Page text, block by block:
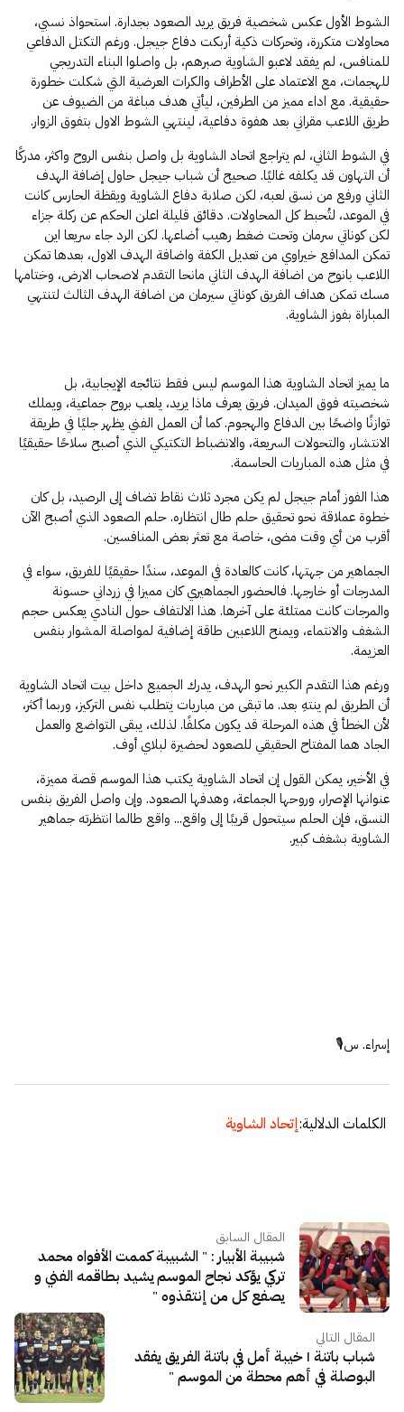
الشوط الأول عكس شخصية فريق يريد الصعود بجدارة. استحواذ نسبي،
محاولات متكررة، وتحركات ذكية أربكت دفاع جيجل. ورغم التكتل الدفاعي
للمنافس، لم يفقد لاعبو الشاوية صبرهم، بل واصلوا البناء التدريجي
للهجمات، مع الاعتماد على الأطراف والكرات العرضية التي شكلت خطورة
حقيقية. مع اداء مميز من الطرفين، ليأتي هدف مباغة من الضيوف عن
طريق اللاعب مقراني بعد هفوة دفاعية، لينتهي الشوط الاول بتفوق الزوار.
في الشوط الثاني، لم يتراجع اتحاد الشاوية بل واصل بنفس الروح واكثر، مدركًا
أن التهاون قد يكلفه غاليًا. صحيح أن شباب جيجل حاول إضافة الهدف
الثاني ورفع من نسق لعبه، لكن صلابة دفاع الشاوية ويقظة الحارس كانت
في الموعد، لتُحبط كل المحاولات. دقائق قليلة اعلن الحكم عن ركلة جزاء
لكن كوناتي سرمان وتحت ضغط رهيب أضاعها. لكن الرد جاء سريعا اين
تمكن المدافع خيراوي من تعديل الكفة واضافة الهدف الاول، بعدها تمكن
اللاعب بانوح من اضافة الهدف الثاني مانحا التقدم لاصحاب الارض، وختامها
مسك تمكن هداف الفريق كوناتي سيرمان من اضافة الهدف الثالث لتنتهي
المباراة بفوز الشاوية.
ما يميز اتحاد الشاوية هذا الموسم ليس فقط نتائجه الإيجابية، بل
شخصيته فوق الميدان. فريق يعرف ماذا يريد، يلعب بروح جماعية، ويملك
توازنًا واضحًا بين الدفاع والهجوم. كما أن العمل الفني يظهر جليًا في طريقة
الانتشار، والتحولات السريعة، والانضباط التكتيكي الذي أصبح سلاحًا حقيقيًا
في مثل هذه المباريات الحاسمة.
هذا الفوز أمام جيجل لم يكن مجرد ثلاث نقاط تضاف إلى الرصيد، بل كان
خطوة عملاقة نحو تحقيق حلم طال انتظاره. حلم الصعود الذي أصبح الآن
أقرب من أي وقت مضى، خاصة مع تعثر بعض المنافسين.
الجماهير من جهتها، كانت كالعادة في الموعد، سندًا حقيقيًا للفريق، سواء في
المدرجات أو خارجها. فالحضور الجماهيري كان مميزا في زرداني حسونة
والمرجات كانت ممتلئة على آخرها. هذا الالتفاف حول النادي يعكس حجم
الشغف والانتماء، ويمنح اللاعبين طاقة إضافية لمواصلة المشوار بنفس
العزيمة.
ورغم هذا التقدم الكبير نحو الهدف، يدرك الجميع داخل بيت اتحاد الشاوية
أن الطريق لم ينتهِ بعد. ما تبقى من مباريات يتطلب نفس التركيز، وربما أكثر،
لأن الخطأ في هذه المرحلة قد يكون مكلفًا. لذلك، يبقى التواضع والعمل
الجاد هما المفتاح الحقيقي للصعود لحضيرة لبلاي أوف.
في الأخير، يمكن القول إن اتحاد الشاوية يكتب هذا الموسم قصة مميزة،
عنوانها الإصرار، وروحها الجماعة، وهدفها الصعود. وإن واصل الفريق بنفس
النسق، فإن الحلم سيتحول قريبًا إلى واقع… واقع طالما انتظرته جماهير
الشاوية بشغف كبير.
إسراء. س🎙
الكلمات الدلالية:إتحاد الشاوية
المقال السابق
شبيبة الأبيار : " الشبيبة كممت الأفواه محمد
تركي يؤكد نجاح الموسم يشيد بطاقمه الفني و
يصفع كل من إنتقذوه "
المقال التالي
شباب باتنة | خيبة أمل في باتنة الفريق يفقد
البوصلة في أهم محطة من الموسم "